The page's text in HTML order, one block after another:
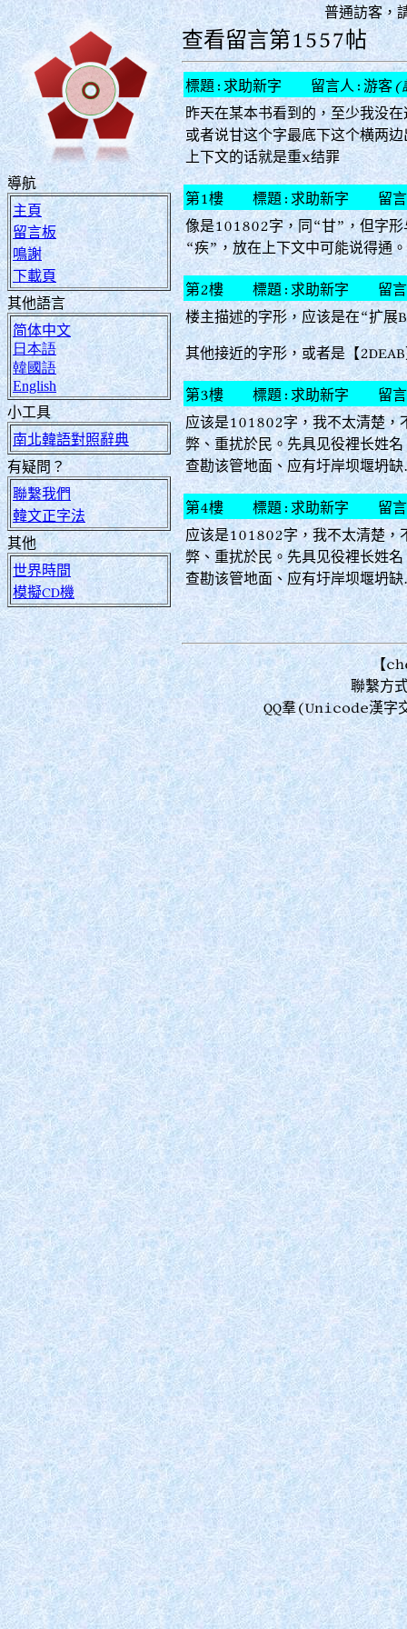
導航
主頁
留言板
鳴謝
下載頁
其他語言
简体中文
日本語
韓國語
English
小工具
南北韓語對照辭典
有疑問？
聯繫我們
韓文正字法
其他
世界時間
模擬CD機
普通訪客，
查看留言第1557帖
標題:求助新字 留言人:游客(
昨天在某本书看到的，至少我没
或者说甘这个字最底下这个横两
上下文的话就是重x结罪
第1樓 標題:求助新字 留
像是101802字，同“甘”，但字形
“疾”，放在上下文中可能说得通。
第2樓 標題:求助新字 留言
楼主描述的字形，应该是在“扩展
其他接近的字形，或者是【
第3樓 標題:求助新字 留言
应该是101802字，我不太清楚，
弊、重扰於民。先具见役裡长姓
查勘该管地面、应有圩岸坝堰坍
第4樓 標題:求助新字 留言
应该是101802字，我不太清楚，
弊、重扰於民。先具见役裡长姓
查勘该管地面、应有圩岸坝堰坍
【
聯繫方
QQ羣(Unicode漢字